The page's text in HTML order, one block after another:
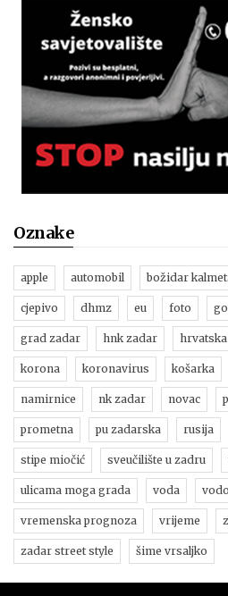
Oznake
apple automobil božidar
cjepivo dhmz eu foto
grad zadar hnk zadar hrvatska
korona koronavirus košarka
namirnice nk zadar novac
prometna pu zadarska rusija
stipe miočić sveučilište u zadru
ulicama moga grada voda
vremenska prognoza vrijeme
zadar street style šime vrsaljko